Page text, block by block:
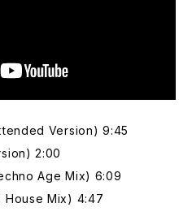
Version) 9:45
2:00
Age Mix) 6:09
House Mix) 4:47